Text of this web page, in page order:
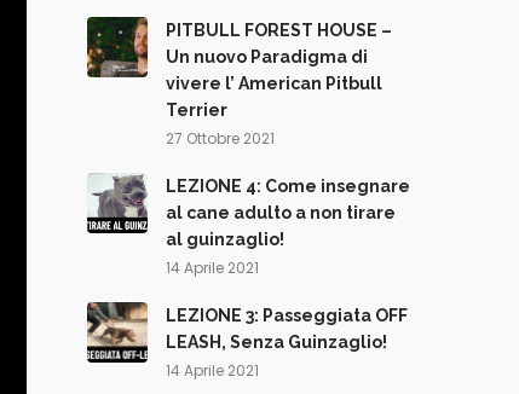
PITBULL FOREST HOUSE –
Un nuovo Paradigma di
vivere l’ American Pitbull
Terrier
27 Ottobre 2021
LEZIONE 4: Come insegnare
al cane adulto a non tirare
al guinzaglio!
14 Aprile 2021
LEZIONE 3: Passeggiata OFF
LEASH, Senza Guinzaglio!
14 Aprile 2021